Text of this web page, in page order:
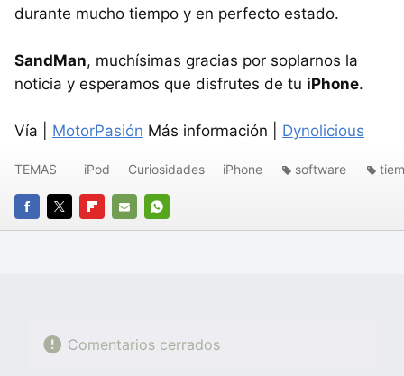
durante mucho tiempo y en perfecto estado.
SandMan, muchísimas gracias por soplarnos la
noticia y esperamos que disfrutes de tu iPhone.
Vía | MotorPasión Más información | Dynolicious
FACEBOOK
TWITTERFLIPBOARD
E-
WHATSAPP
TEMAS iPod Curiosidades iPhone software
Comentarios cerrados